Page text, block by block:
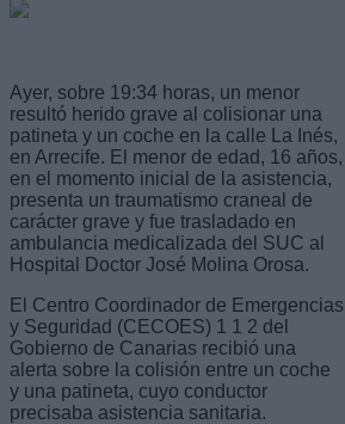
Ayer, sobre 19:34 horas, un menor
resultó herido grave al colisionar una
patineta y un coche en la calle La Inés,
en Arrecife. El menor de edad, 16 años,
en el momento inicial de la asistencia,
presenta un traumatismo craneal de
carácter grave y fue trasladado en
ambulancia medicalizada del SUC al
Hospital Doctor José Molina Orosa.
El Centro Coordinador de Emergencias
y Seguridad (CECOES) 1 1 2 del
Gobierno de Canarias recibió una
alerta sobre la colisión entre un coche
y una patineta, cuyo conductor
precisaba asistencia sanitaria.